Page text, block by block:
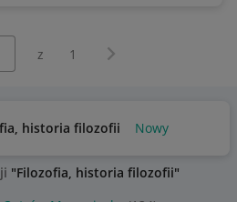
z 1 Następna strona
historia filozofii Nowy
"Filozofia, historia filozofii"